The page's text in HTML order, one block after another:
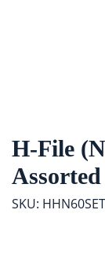
H-File
SKU: